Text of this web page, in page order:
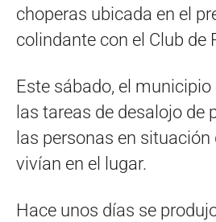
choperas ubicada en el
colindante con el Club de
Este sábado, el
las tareas de desalojo de
las personas en situación
vivían en el lugar.
Hace unos días se